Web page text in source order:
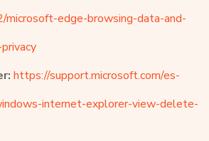
edge-browsing-data-and-
https://support.microsoft.com/es-
internet-explorer-view-delete-